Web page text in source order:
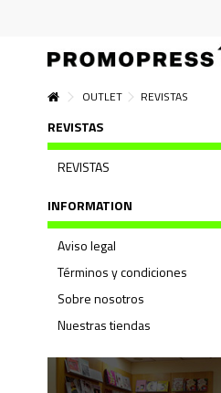
OUTLET REVISTAS
REVISTAS
REVISTAS
INFORMATION
Aviso legal
Términos y condiciones
Sobre nosotros
Nuestras tiendas